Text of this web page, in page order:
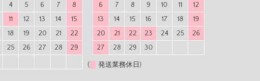
4 5 6 7
8
11 12 13 14
15
18 19 20 21
22
25 26 27 28
29
6
7 8 9 10 11
12
13
14 15 16 17 18
19
20
21 22 23 24 25
26
27
28 29 30
( 発送業務休日)